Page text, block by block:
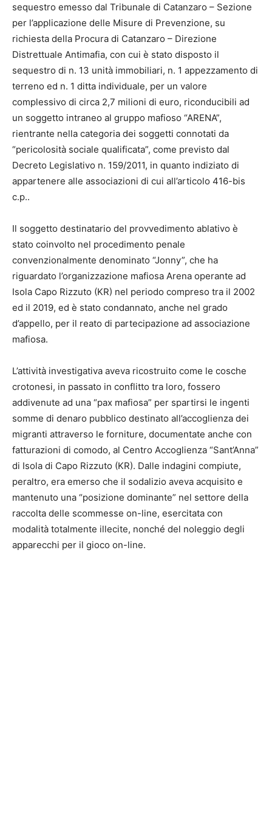
sequestro emesso dal Tribunale di Catanzaro – Sezione
per l’applicazione delle Misure di Prevenzione, su
richiesta della Procura di Catanzaro – Direzione
Distrettuale Antimafia, con cui è stato disposto il
sequestro di n. 13 unità immobiliari, n. 1 appezzamento di
terreno ed n. 1 ditta individuale, per un valore
complessivo di circa 2,7 milioni di euro, riconducibili ad
un soggetto intraneo al gruppo mafioso “ARENA”,
rientrante nella categoria dei soggetti connotati da
“pericolosità sociale qualificata”, come previsto dal
Decreto Legislativo n. 159/2011, in quanto indiziato di
appartenere alle associazioni di cui all’articolo 416-bis
c.p..
Il soggetto destinatario del provvedimento ablativo è
stato coinvolto nel procedimento penale
convenzionalmente denominato “Jonny”, che ha
riguardato l’organizzazione mafiosa Arena operante ad
Isola Capo Rizzuto (KR) nel periodo compreso tra il 2002
ed il 2019, ed è stato condannato, anche nel grado
d’appello, per il reato di partecipazione ad associazione
mafiosa.
L’attività investigativa aveva ricostruito come le cosche
crotonesi, in passato in conflitto tra loro, fossero
addivenute ad una “pax mafiosa” per spartirsi le ingenti
somme di denaro pubblico destinato all’accoglienza dei
migranti attraverso le forniture, documentate anche con
fatturazioni di comodo, al Centro Accoglienza “Sant’Anna”
di Isola di Capo Rizzuto (KR). Dalle indagini compiute,
peraltro, era emerso che il sodalizio aveva acquisito e
mantenuto una “posizione dominante” nel settore della
raccolta delle scommesse on-line, esercitata con
modalità totalmente illecite, nonché del noleggio degli
apparecchi per il gioco on-line.